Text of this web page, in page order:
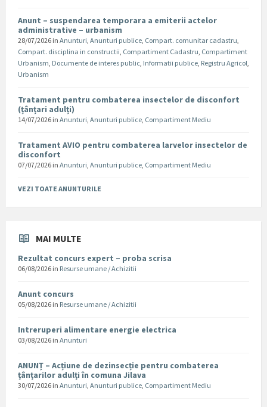
Anunt – suspendarea temporara a emiterii actelor
administrative – urbanism
28/07/2026 in Anunturi, Anunturi publice, Compart. comunitar cadastru,
Compart. disciplina in constructii, Compartiment Cadastru, Compartiment
Urbanism, Documente de interes public, Informatii publice, Registru Agricol,
Urbanism
Tratament pentru combaterea insectelor de disconfort
(țânțari adulți)
14/07/2026 in Anunturi, Anunturi publice, Compartiment Mediu
Tratament AVIO pentru combaterea larvelor insectelor de
disconfort
07/07/2026 in Anunturi, Anunturi publice, Compartiment Mediu
VEZI TOATE ANUNTURILE
MAI MULTE
Rezultat concurs expert – proba scrisa
06/08/2026 in Resurse umane / Achizitii
Anunt concurs
05/08/2026 in Resurse umane / Achizitii
Intreruperi alimentare energie electrica
03/08/2026 in Anunturi
ANUNȚ – Acțiune de dezinsecție pentru combaterea
țânțarilor adulți în comuna Jilava
30/07/2026 in Anunturi, Anunturi publice, Compartiment Mediu